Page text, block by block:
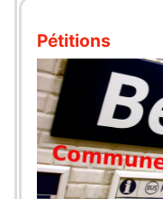
Pétitions